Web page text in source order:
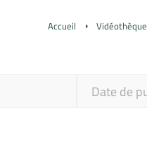
Accueil Vidéothèque